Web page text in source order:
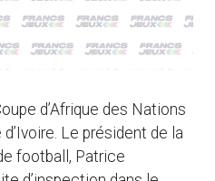
d’Afrique des Nations
Le président de la
football, Patrice